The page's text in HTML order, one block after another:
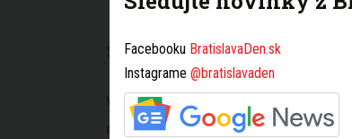
SLEDUJTE NÁS NA
VIAC K TÉME dopravné
diaľničná spoločnosť NDS
Prístavný
Facebooku BratislavaDen.sk
Instagrame @bratislavaden